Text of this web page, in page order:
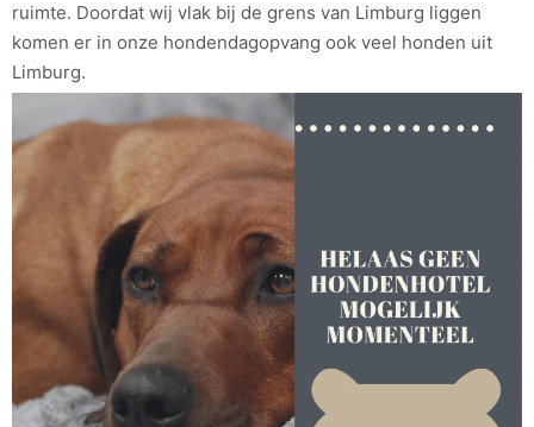
ruimte. Doordat wij vlak bij de grens van Limburg liggen
komen er in onze hondendagopvang ook veel honden uit
Limburg.